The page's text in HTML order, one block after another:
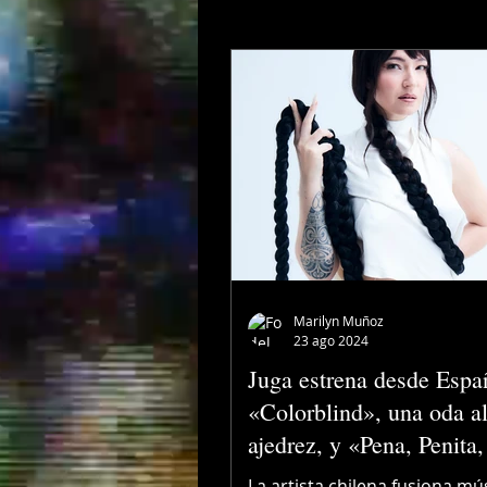
Tendencias
Juga estrena desde
«Colorblind», una oda al
ajedrez, y «Pena, Penita,
versión del clásico de
Marilyn Muñoz
23 ago 2024